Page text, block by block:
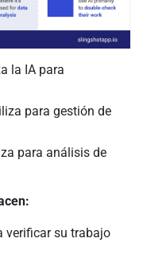
la IA para
para gestión de
para análisis de
verificar su trabajo